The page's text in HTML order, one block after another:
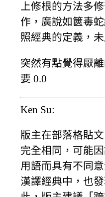
上修根的方法多
作，廣說如篋毒
照經典的定義，
突然有點覺得厭
要 0.0
Ken Su:
版主在部落格貼
完全相同，可能
用語而具有不同
漢譯經典中，也